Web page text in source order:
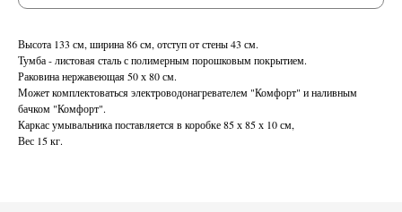
Высота 133 см, ширина 86 см, отступ от стены 43 см.
Тумба - листовая сталь с полимерным порошковым покрытием.
Раковина нержавеющая 50 х 80 см.
Может комплектоваться электроводонагревателем "Комфорт" и наливным
бачком "Комфорт".
Каркас умывальника поставляется в коробке 85 х 85 х 10 см,
Вес 15 кг.